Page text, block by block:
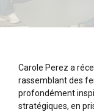
Carole Perez a
rassemblant des
profondément
stratégiques, en